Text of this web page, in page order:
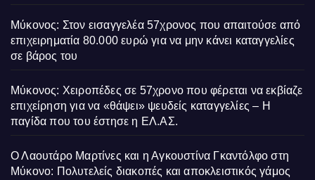
Μύκονος: Στον εισαγγελέα 57χρονος που απαιτούσε από
επιχειρηματία 80.000 ευρώ για να μην κάνει καταγγελίες
σε βάρος του
Μύκονος: Χειροπέδες σε 57χρονο που φέρεται να εκβίαζε
επιχείρηση για να «θάψει» ψευδείς καταγγελίες – Η
παγίδα που του έστησε η ΕΛ.ΑΣ.
Ο Λαουτάρο Μαρτίνες και η Αγκουστίνα Γκαντόλφο στη
Μύκονο: Πολυτελείς διακοπές και αποκλειστικός γάμος